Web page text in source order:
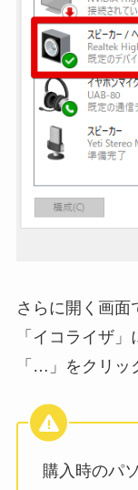
さらに開く画面
「イコライザ
「…」をクリッ
購入時のパ